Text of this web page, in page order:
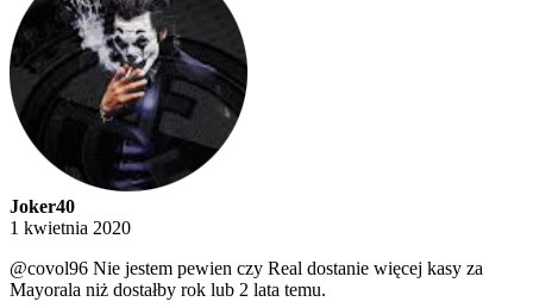
Joker40
1 kwietnia 2020
@covol96 Nie jestem pewien czy Real dostanie więcej kasy za
Mayorala niż dostałby rok lub 2 lata temu.